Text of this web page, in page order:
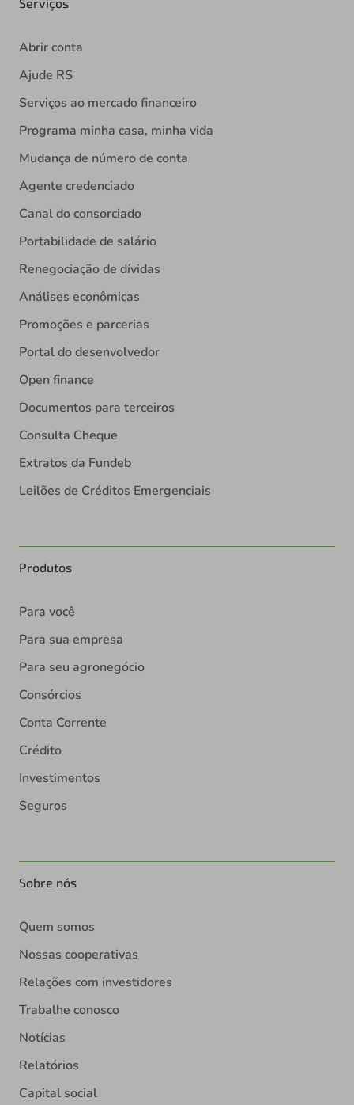
Abrir conta
Ajude RS
Serviços ao mercado financeiro
Programa minha casa, minha vida
Mudança de número de conta
Agente credenciado
Canal do consorciado
Portabilidade de salário
Renegociação de dívidas
Análises econômicas
Promoções e parcerias
Portal do desenvolvedor
Open finance
Documentos para terceiros
Consulta Cheque
Extratos da Fundeb
Leilões de Créditos Emergenciais
Produtos
Para você
Para sua empresa
Para seu agronegócio
Consórcios
Conta Corrente
Crédito
Investimentos
Seguros
Sobre nós
Quem somos
Nossas cooperativas
Relações com investidores
Trabalhe conosco
Notícias
Relatórios
Capital social